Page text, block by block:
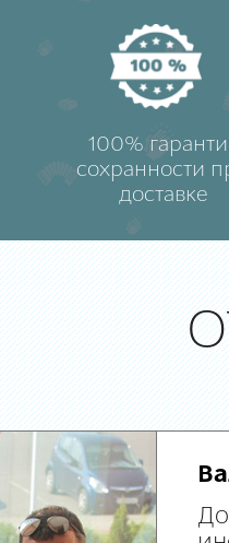
100%
сохранности
доставке